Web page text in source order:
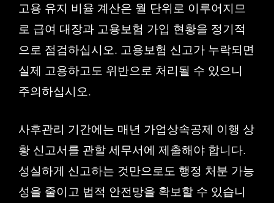
고용 유지 비율 계산은 월 단위로 이루어지므
로 급여 대장과 고용보험 가입 현황을 정기적
으로 점검하십시오. 고용보험 신고가 누락되면
실제 고용하고도 위반으로 처리될 수 있으니
주의하십시오.
사후관리 기간에는 매년 가업상속공제 이행 상
황 신고서를 관할 세무서에 제출해야 합니다.
성실하게 신고하는 것만으로도 행정 처분 가능
성을 줄이고 법적 안전망을 확보할 수 있습니